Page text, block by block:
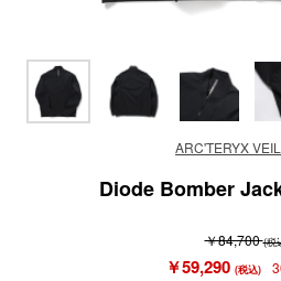
ARC'TERYX
Diode Bomber
￥84,700(税
￥59,290 (税込)